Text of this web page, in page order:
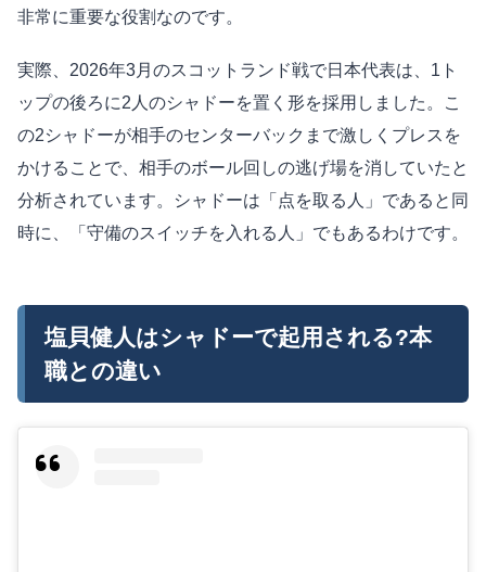
非常に重要な役割なのです。
実際、2026年3月のスコットランド戦で日本代表は、1ト
ップの後ろに2人のシャドーを置く形を採用しました。こ
の2シャドーが相手のセンターバックまで激しくプレスを
かけることで、相手のボール回しの逃げ場を消していたと
分析されています。シャドーは「点を取る人」であると同
時に、「守備のスイッチを入れる人」でもあるわけです。
塩貝健人はシャドーで起用される?本
職との違い